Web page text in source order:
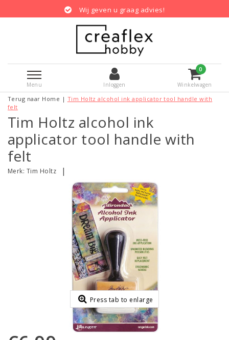
Wij geven u graag advies!
Menu Inloggen
0
Winkelwagen
Terug naar Home | Tim Holtz alcohol ink applicator tool handle with
felt
Tim Holtz alcohol ink
applicator tool handle with
felt
Merk: Tim Holtz |
Press tab to enlarge